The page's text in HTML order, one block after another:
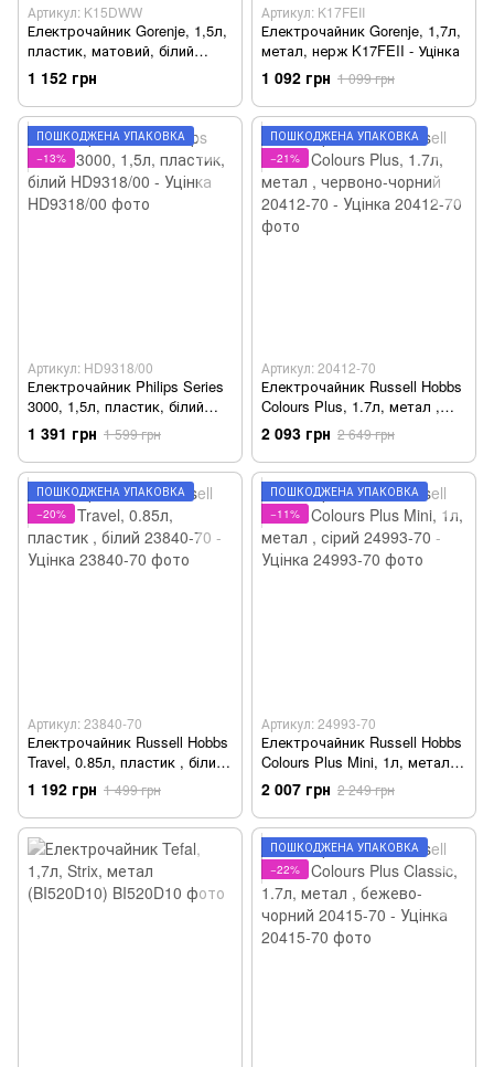
Артикул: K15DWW
Електрочайник Gorenje, 1,5л,
пластик, матовий, білий
K15DWW - Уцінка
1 152 грн
Артикул: K17FEII
Електрочайник Gorenje, 1,7л,
метал, нерж K17FEII - Уцінка
1 092 грн 1 099 грн
ПОШКОДЖЕНА УПАКОВКА
−13%
Артикул: HD9318/00
Електрочайник Philips Series
3000, 1,5л, пластик, білий
HD9318/00 - Уцінка
1 391 грн 1 599 грн
ПОШКОДЖЕНА УПАКОВКА
−21%
Артикул: 20412-70
Електрочайник Russell Hobbs
Colours Plus, 1.7л, метал ,
червоно-чорний 20412-70 -
Уцінка
2 093 грн 2 649 грн
ПОШКОДЖЕНА УПАКОВКА
−20%
Артикул: 23840-70
Електрочайник Russell Hobbs
Travel, 0.85л, пластик , білий
23840-70 - Уцінка
1 192 грн 1 499 грн
ПОШКОДЖЕНА УПАКОВКА
−11%
Артикул: 24993-70
Електрочайник Russell Hobbs
Colours Plus Mini, 1л, метал ,
сірий 24993-70 - Уцінка
2 007 грн 2 249 грн
ПОШКОДЖЕНА УПАКОВКА
−22%